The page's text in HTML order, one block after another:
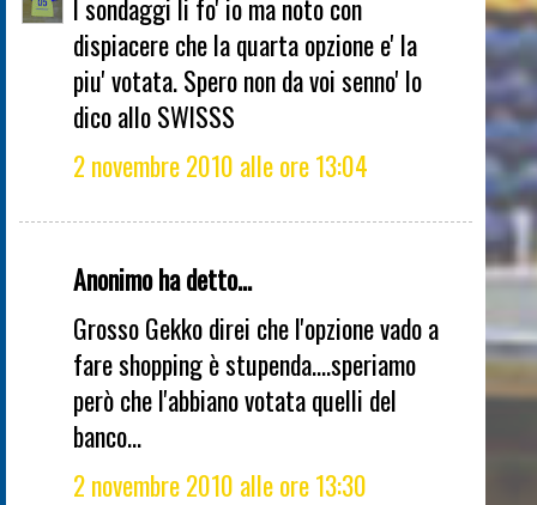
I sondaggi li fo' io ma noto con
dispiacere che la quarta opzione e' la
piu' votata. Spero non da voi senno' lo
dico allo SWISSS
2 novembre 2010 alle ore 13:04
Anonimo ha detto...
Grosso Gekko direi che l'opzione vado a
fare shopping è stupenda....speriamo
però che l'abbiano votata quelli del
banco...
2 novembre 2010 alle ore 13:30